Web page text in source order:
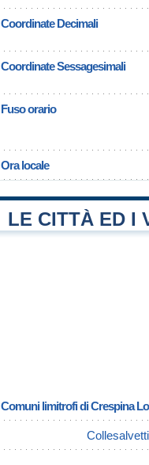
Coordinate Decimali
Coordinate Sessagesimali
Fuso orario
Ora locale
LE CITTÀ ED I
Comuni limitrofi di Crespina
Collesalvetti